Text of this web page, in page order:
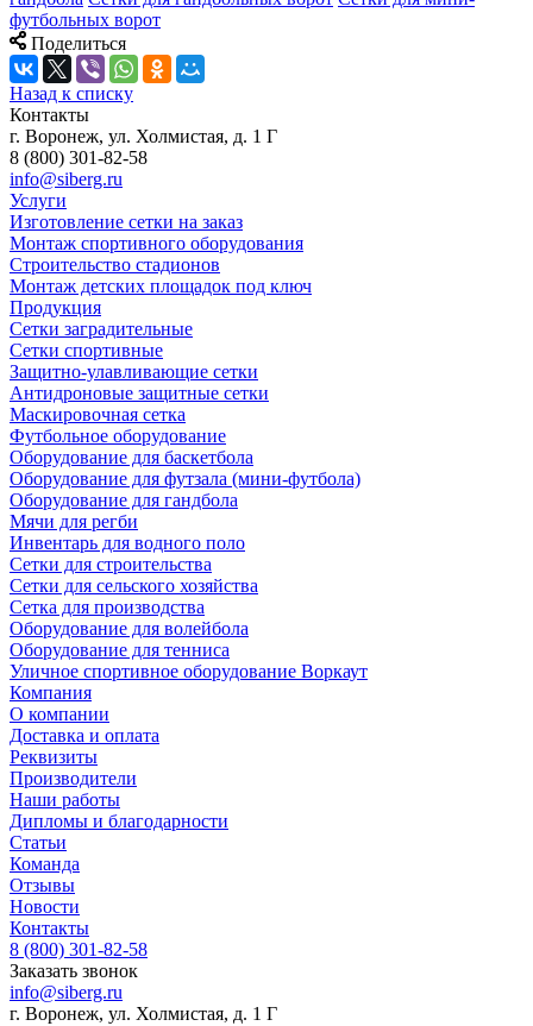
футбольных ворот
Поделиться
Назад к списку
Контакты
г. Воронеж, ул. Холмистая, д. 1 Г
8 (800) 301-82-58
info@siberg.ru
Услуги
Изготовление сетки на заказ
Монтаж спортивного оборудования
Строительство стадионов
Монтаж детских площадок под ключ
Продукция
Сетки заградительные
Сетки спортивные
Защитно-улавливающие сетки
Антидроновые защитные сетки
Маскировочная сетка
Футбольное оборудование
Оборудование для баскетбола
Оборудование для футзала (мини-футбола)
Оборудование для гандбола
Мячи для регби
Инвентарь для водного поло
Сетки для строительства
Сетки для сельского хозяйства
Сетка для производства
Оборудование для волейбола
Оборудование для тенниса
Уличное спортивное оборудование Воркаут
Компания
О компании
Доставка и оплата
Реквизиты
Производители
Наши работы
Дипломы и благодарности
Статьи
Команда
Отзывы
Новости
Контакты
8 (800) 301-82-58
Заказать звонок
info@siberg.ru
г. Воронеж, ул. Холмистая, д. 1 Г